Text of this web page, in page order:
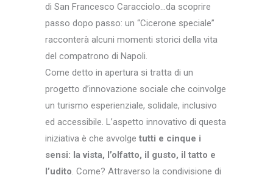
di San Francesco Caracciolo…da scoprire
passo dopo passo: un “Cicerone speciale”
racconterà alcuni momenti storici della vita
del compatrono di Napoli.
Come detto in apertura si tratta di un
progetto d’innovazione sociale che coinvolge
un turismo esperienziale, solidale, inclusivo
ed accessibile. L’aspetto innovativo di questa
iniziativa è che avvolge tutti e cinque i
sensi: la vista, l’olfatto, il gusto, il tatto e
l’udito. Come? Attraverso la condivisione di